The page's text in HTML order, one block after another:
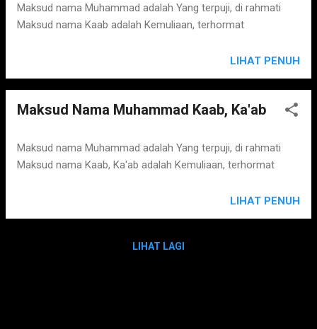
Maksud nama Muhammad adalah Yang terpuji, di rahmati
Maksud nama Kaab adalah Kemuliaan, terhormat
LIHAT PENUH
Maksud Nama Muhammad Kaab, Ka'ab
Maksud nama Muhammad adalah Yang terpuji, di rahmati
Maksud nama Kaab, Ka'ab adalah Kemuliaan, terhormat
LIHAT PENUH
LIHAT LAGI